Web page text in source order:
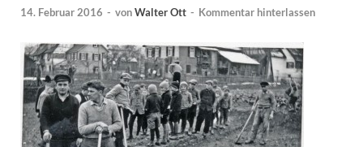
14. Februar 2016 - vonWalter Ott - Kommentar hinterlassen